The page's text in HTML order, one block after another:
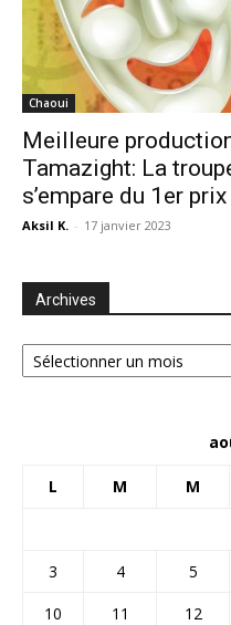
Chaoui
Meilleure
Tamazight: La
s’empare du 1er prix
Aksil K. - 17 janvier 2023
Archives
Archives
L M M
3
4 5
10
11 12